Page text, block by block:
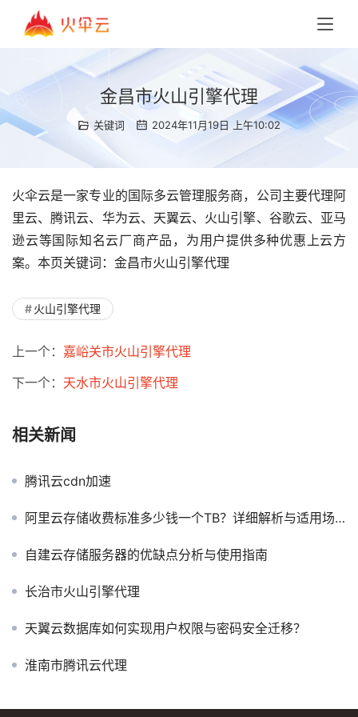
金昌市火山引擎代理
关键词 2024年11月19日 上午10:02
火伞云是一家专业的国际多云管理服务商，公司主要代理阿
里云、腾讯云、华为云、天翼云、火山引擎、谷歌云、亚马
逊云等国际知名云厂商产品，为用户提供多种优惠上云方
案。本页关键词：金昌市火山引擎代理
火山引擎代理
上一个： 嘉峪关市火山引擎代理
下一个： 天水市火山引擎代理
相关新闻
腾讯云cdn加速
阿里云存储收费标准多少钱一个TB？详细解析与适用场景分析
自建云存储服务器的优缺点分析与使用指南
长治市火山引擎代理
天翼云数据库如何实现用户权限与密码安全迁移？
淮南市腾讯云代理